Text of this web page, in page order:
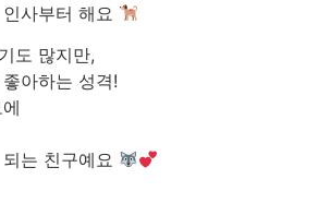
사부터 해요
도 많지만,
아하는 성격!
는 친구예요